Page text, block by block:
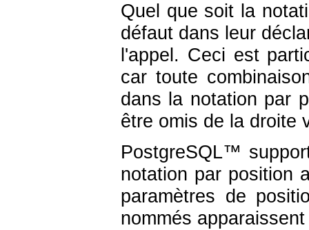
Quel que soit la
défaut dans leur
l'appel. Ceci est
car toute
dans la notation par
être omis de la droite
PostgreSQL™
notation par position
paramètres de
nommés